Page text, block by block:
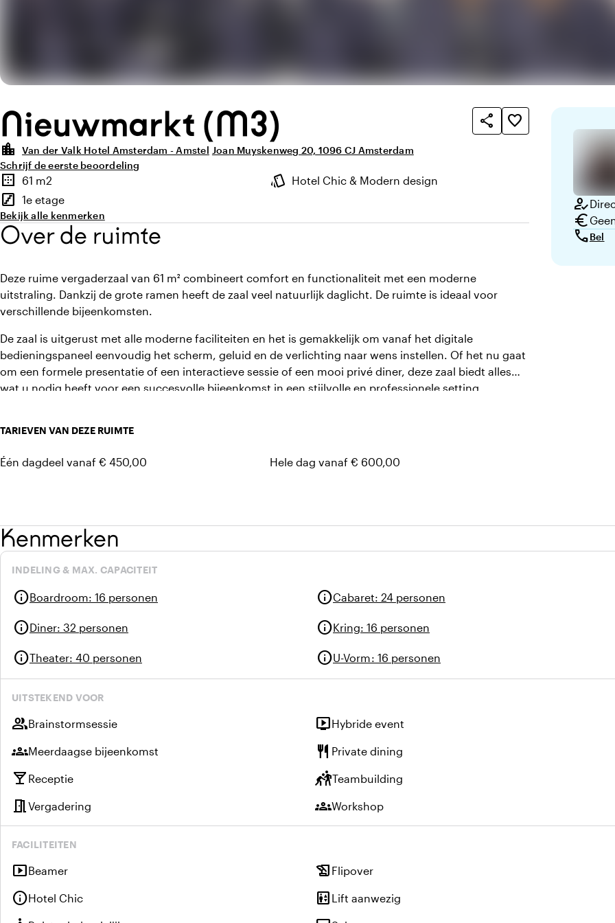
Nieuwmarkt (M3) share
favorite_border
location_city
Van der Valk Hotel Amsterdam - Amstel Joan Muyskenweg 20, 1096 CJ Amsterdam
Schrijf de eerste beoordeling
Highlights
border_outer
Oppervlakte
61 m2 style
Sfeer en uitstraling
Hotel Chic & Modern design
stairs
Verdieping
1e etage
Bekijk alle kenmerken
Over de ruimte
Deze ruime vergaderzaal van 61 m² combineert comfort en functionaliteit met een moderne
uitstraling. Dankzij de grote ramen heeft de zaal veel natuurlijk daglicht. De ruimte is ideaal voor
verschillende bijeenkomsten.
De zaal is uitgerust met alle moderne faciliteiten en het is gemakkelijk om vanaf het digitale
bedieningspaneel eenvoudig het scherm, geluid en de verlichting naar wens instellen. Of het nu gaat
om een formele presentatie of een interactieve sessie of een mooi privé diner, deze zaal biedt alles
wat u nodig heeft voor een succesvolle bijeenkomst in een stijlvolle en professionele setting.
TARIEVEN VAN DEZE RUIMTE
Één dagdeel vanaf € 450,00 Hele dag vanaf € 600,00
how_to_reg
euro
callBel
Kenmerken
INDELING & MAX. CAPACITEIT
infoBoardroom: 16 personen infoCabaret: 24 personen
infoDiner: 32 personen infoKring: 16 personen
infoTheater: 40 personen infoU-Vorm: 16 personen
UITSTEKEND VOOR
groupBrainstormsessie live_tvHybride event
groupsMeerdaagse bijeenkomst restaurant Private dining
local_bar Receptie sports_kabaddiTeambuilding
meeting_roomVergadering groupsWorkshop
FACILITEITEN
smart_displayBeamer history_edu Flipover
infoHotel Chic elevator Lift aanwezig